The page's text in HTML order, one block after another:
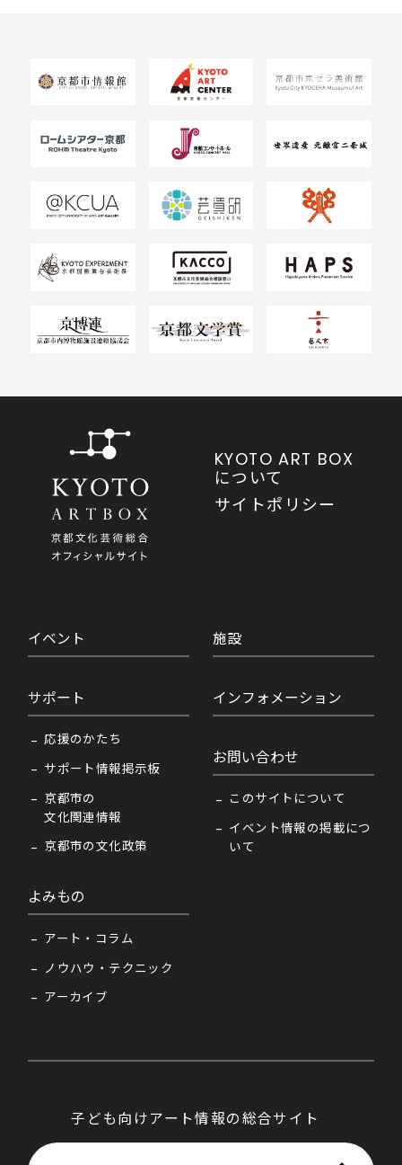
KYOTO ART BOX
について
サイトポリシー
イベント
サポート
応援のかたち
サポート情報掲示板
京都市の
文化関連情報
京都市の文化政策
よみもの
アート・コラム
ノウハウ・テクニック
アーカイブ
施設
インフォメーション
お問い合わせ
このサイトについて
イベント情報の掲載につ
いて
子ども向けアート情報の総合サイト